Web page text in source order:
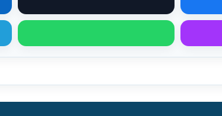
فيسبوك
ماسنجر مشاركة عبر واتساب